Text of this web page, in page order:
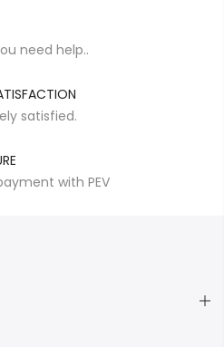
need help..
satisfied.
with PEV